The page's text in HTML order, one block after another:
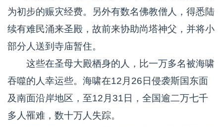
为初步的赈灾经费。另外有数名佛教僧人，得悉陆
续有难民涌来圣殿，故前来协助尚塔神父，并将小
部分人送到寺庙暂住。
这些在圣母大殿栖身的人，比一万多名被海啸
吞噬的人幸运些。海啸在12月26日侵袭斯国东面
及南面沿岸地区，至12月31日，全国逾二万七千
多人罹难，数十万人失踪。